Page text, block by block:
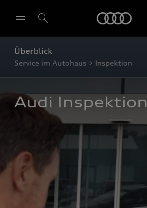
Überblick
Service im Autohaus > Inspektion
Audi Inspektion